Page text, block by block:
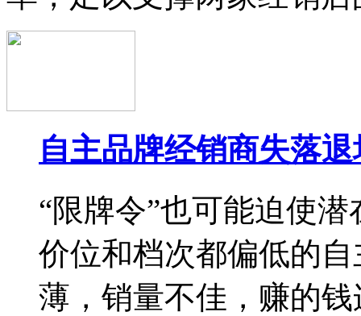
自主品牌经销商失落退
“限牌令”也可能迫使
价位和档次都偏低的
薄，销量不佳，赚的